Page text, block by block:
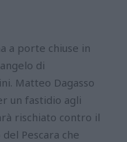
a porte chiuse in
di
Matteo Dagasso
un fastidio agli
rischiato contro il
Pescara che